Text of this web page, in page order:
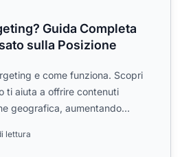
Guida Completa
sulla Posizione
e come funziona. Scopri
ti aiuta a offrire contenuti
geografica, aumentando
lettura